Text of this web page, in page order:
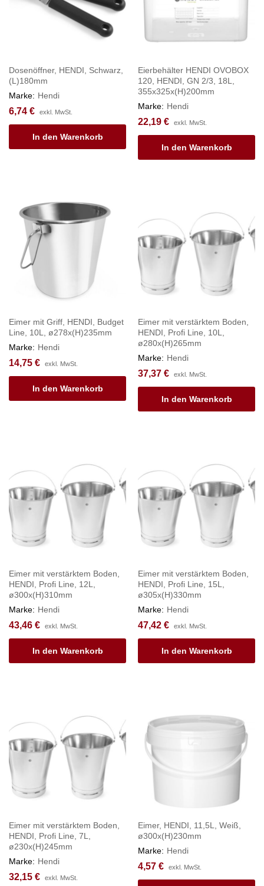
Dosenöffner, HENDI, Schwarz,
(L)180mm
Marke: Hendi
6,74 € exkl. MwSt.
In den Warenkorb
Eierbehälter HENDI OVOBOX
120, HENDI, GN 2/3, 18L,
355x325x(H)200mm
Marke: Hendi
22,19 € exkl. MwSt.
In den Warenkorb
Eimer mit Griff, HENDI, Budget
Line, 10L, ø278x(H)235mm
Marke: Hendi
14,75 € exkl. MwSt.
In den Warenkorb
Eimer mit verstärktem Boden,
HENDI, Profi Line, 10L,
ø280x(H)265mm
Marke: Hendi
37,37 € exkl. MwSt.
In den Warenkorb
Eimer mit verstärktem Boden,
HENDI, Profi Line, 12L,
ø300x(H)310mm
Marke: Hendi
43,46 € exkl. MwSt.
In den Warenkorb
Eimer mit verstärktem Boden,
HENDI, Profi Line, 15L,
ø305x(H)330mm
Marke: Hendi
47,42 € exkl. MwSt.
In den Warenkorb
Eimer mit verstärktem Boden,
HENDI, Profi Line, 7L,
ø230x(H)245mm
Marke: Hendi
32,15 € exkl. MwSt.
Eimer, HENDI, 11,5L, Weiß,
ø300x(H)230mm
Marke: Hendi
4,57 € exkl. MwSt.